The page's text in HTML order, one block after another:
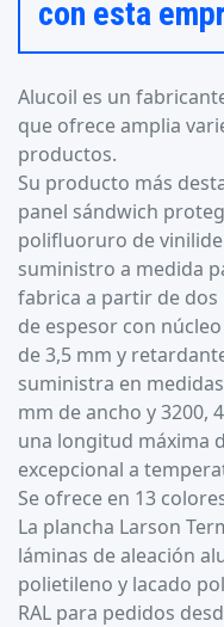
con esta
Alucoil es un
que ofrece amplia
productos.
Su producto más
panel sándwich
polifluoruro de
suministro a medida
fabrica a partir de dos
de espesor con
de 3,5 mm y
suministra en
mm de ancho y 3200,
una longitud máxima
excepcional a
Se ofrece en 13
La plancha Larson
láminas de aleación
polietileno y lacado
RAL para pedidos